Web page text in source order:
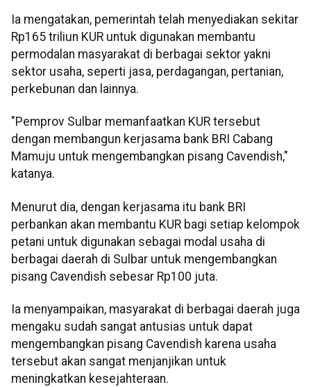
Ia mengatakan, pemerintah telah menyediakan sekitar
Rp165 triliun KUR untuk digunakan membantu
permodalan masyarakat di berbagai sektor yakni
sektor usaha, seperti jasa, perdagangan, pertanian,
perkebunan dan lainnya.
"Pemprov Sulbar memanfaatkan KUR tersebut
dengan membangun kerjasama bank BRI Cabang
Mamuju untuk mengembangkan pisang Cavendish,"
katanya.
Menurut dia, dengan kerjasama itu bank BRI
perbankan akan membantu KUR bagi setiap kelompok
petani untuk digunakan sebagai modal usaha di
berbagai daerah di Sulbar untuk mengembangkan
pisang Cavendish sebesar Rp100 juta.
Ia menyampaikan, masyarakat di berbagai daerah juga
mengaku sudah sangat antusias untuk dapat
mengembangkan pisang Cavendish karena usaha
tersebut akan sangat menjanjikan untuk
meningkatkan kesejahteraan.